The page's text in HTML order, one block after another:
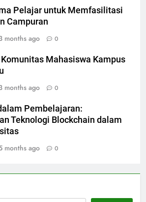
Pelajar untuk Memfasilitasi
Campuran
months ago 0
Mahasiswa Kampus
months ago 0
Pembelajaran:
Teknologi Blockchain dalam
months ago 0